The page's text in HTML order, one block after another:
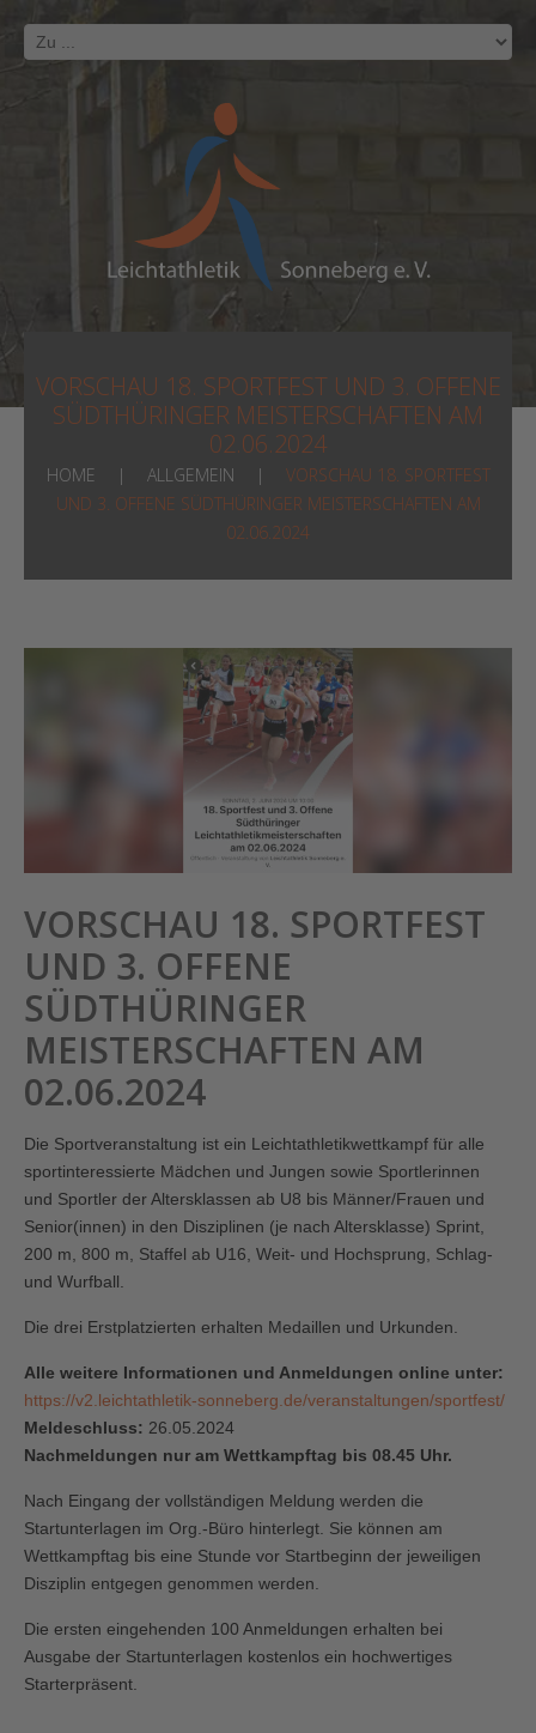
VORSCHAU 18. SPORTFEST UND 3. OFFENE
SÜDTHÜRINGER MEISTERSCHAFTEN AM
02.06.2024
HOME ALLGEMEIN
VORSCHAU 18. SPORTFEST
UND 3. OFFENE SÜDTHÜRINGER MEISTERSCHAFTEN AM
02.06.2024
VORSCHAU 18. SPORTFEST
UND 3. OFFENE
SÜDTHÜRINGER
MEISTERSCHAFTEN AM
02.06.2024
Die Sportveranstaltung ist ein Leichtathletikwettkampf für alle
sportinteressierte Mädchen und Jungen sowie Sportlerinnen
und Sportler der Altersklassen ab U8 bis Männer/Frauen und
Senior(innen) in den Disziplinen (je nach Altersklasse) Sprint,
200 m, 800 m, Staffel ab U16, Weit- und Hochsprung, Schlag-
und Wurfball.
Die drei Erstplatzierten erhalten Medaillen und Urkunden.
Alle weitere Informationen und Anmeldungen online unter:
https://v2.leichtathletik-sonneberg.de/veranstaltungen/sportfest/
Meldeschluss: 26.05.2024
Nachmeldungen nur am Wettkampftag bis 08.45 Uhr.
Nach Eingang der vollständigen Meldung werden die
Startunterlagen im Org.-Büro hinterlegt. Sie können am
Wettkampftag bis eine Stunde vor Startbeginn der jeweiligen
Disziplin entgegen genommen werden.
Die ersten eingehenden 100 Anmeldungen erhalten bei
Ausgabe der Startunterlagen kostenlos ein hochwertiges
Starterpräsent.